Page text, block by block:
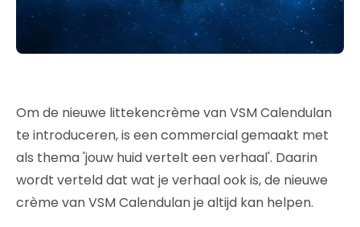
Om de nieuwe littekencrème van VSM Calendulan
te introduceren, is een commercial gemaakt met
als thema 'jouw huid vertelt een verhaal'. Daarin
wordt verteld dat wat je verhaal ook is, de nieuwe
crème van VSM Calendulan je altijd kan helpen.